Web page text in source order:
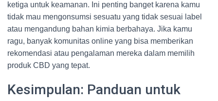
ketiga untuk keamanan. Ini penting banget karena kamu
tidak mau mengonsumsi sesuatu yang tidak sesuai label
atau mengandung bahan kimia berbahaya. Jika kamu
ragu, banyak komunitas online yang bisa memberikan
rekomendasi atau pengalaman mereka dalam memilih
produk CBD yang tepat.
Kesimpulan: Panduan untuk